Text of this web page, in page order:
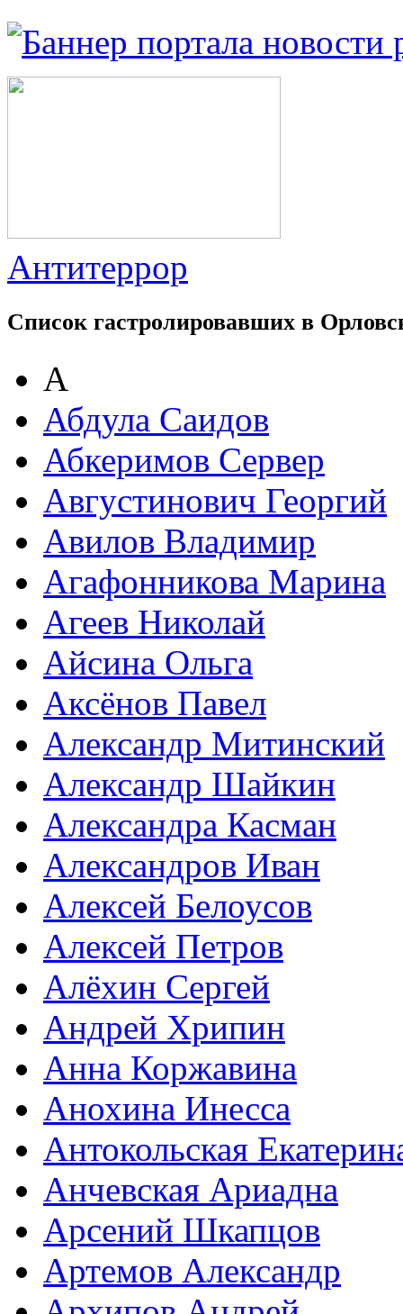
Антитеррор
Список гастролировавших в
А
Абдула Саидов
Абкеримов Сервер
Августинович Георгий
Авилов Владимир
Агафонникова Марина
Агеев Николай
Айсина Ольга
Аксёнов Павел
Александр Митинский
Александр Шайкин
Александра Касман
Александров Иван
Алексей Белоусов
Алексей Петров
Алёхин Сергей
Андрей Хрипин
Анна Коржавина
Анохина Инесса
Антокольская
Анчевская Ариадна
Арсений Шкапцов
Артемов Александр